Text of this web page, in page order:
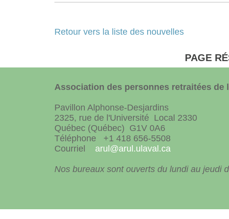
Retour vers la liste des nouvelles
PAGE
Association des personnes retraitées de
Pavillon Alphonse-Desjardins
2325, rue de l'Université Local 2330
Québec (Québec) G1V 0A6
Téléphone +1 418 656-5508
Courriel arul@arul.ulaval.ca
Nos bureaux sont ouverts du lundi au jeudi